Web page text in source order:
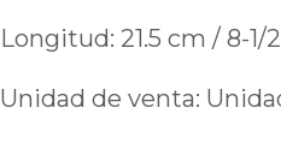
Longitud: 21.5 cm / 8-1/
Unidad de venta: